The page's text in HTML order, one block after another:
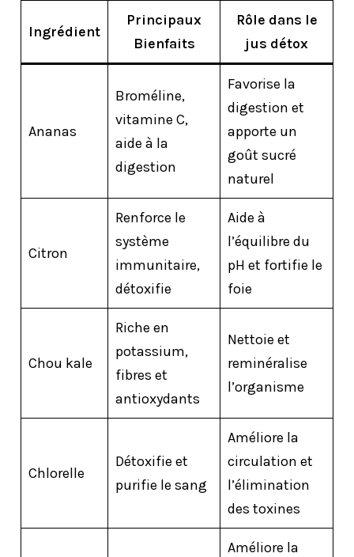
Ingrédient
Principaux
Bienfaits
Rôle dans le
jus détox
Ananas
Broméline,
vitamine C,
aide à la
digestion
Favorise la
digestion et
apporte un
goût sucré
naturel
Citron
Renforce le
système
immunitaire,
détoxifie
Aide à
l’équilibre du
pH et fortifie le
foie
Chou kale
Riche en
potassium,
fibres et
antioxydants
Nettoie et
reminéralise
l’organisme
Chlorelle
Détoxifie et
purifie le sang
Améliore la
circulation et
l’élimination
des toxines
Améliore la